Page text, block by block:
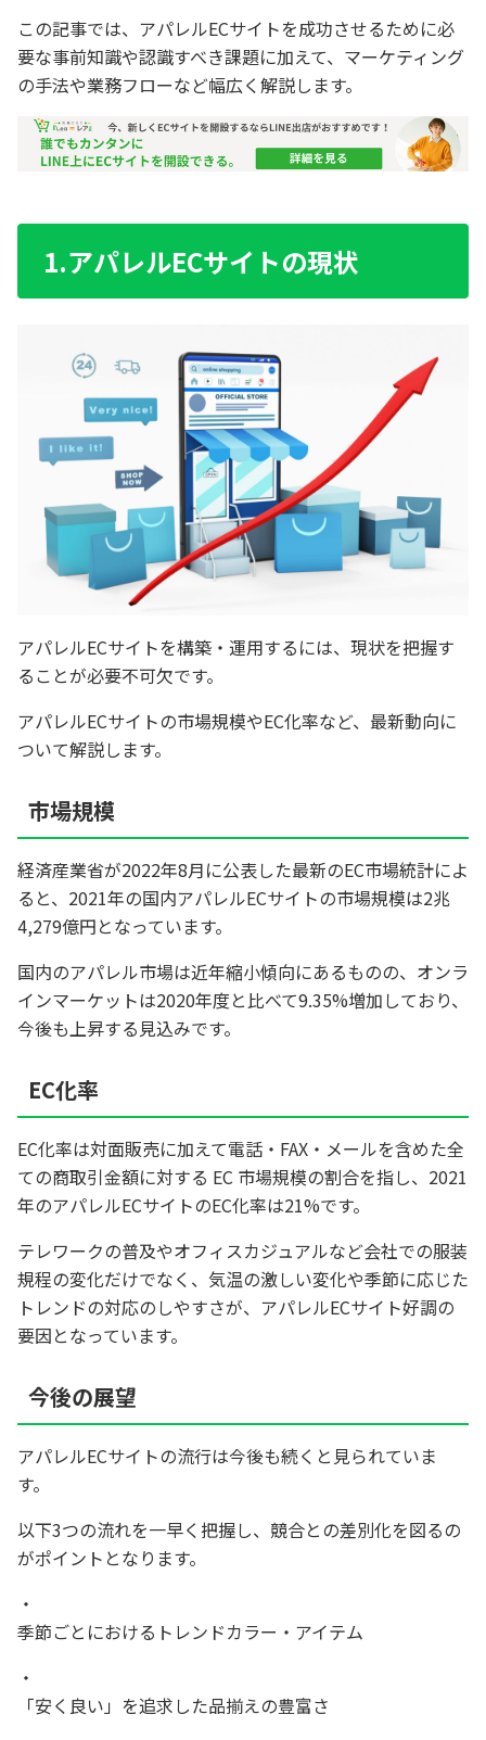
この記事では、アパレルECサイトを成功させるために必
要な事前知識や認識すべき課題に加えて、マーケティング
の手法や業務フローなど幅広く解説します。
1.アパレルECサイトの現状
アパレルECサイトを構築・運用するには、現状を把握す
ることが必要不可欠です。
アパレルECサイトの市場規模やEC化率など、最新動向に
ついて解説します。
市場規模
経済産業省が2022年8月に公表した最新のEC市場統計によ
ると、2021年の国内アパレルECサイトの市場規模は2兆
4,279億円となっています。
国内のアパレル市場は近年縮小傾向にあるものの、オンラ
インマーケットは2020年度と比べて9.35%増加しており、
今後も上昇する見込みです。
EC化率
EC化率は対面販売に加えて電話・FAX・メールを含めた全
ての商取引金額に対する EC 市場規模の割合を指し、2021
年のアパレルECサイトのEC化率は21%です。
テレワークの普及やオフィスカジュアルなど会社での服装
規程の変化だけでなく、気温の激しい変化や季節に応じた
トレンドの対応のしやすさが、アパレルECサイト好調の
要因となっています。
今後の展望
アパレルECサイトの流行は今後も続くと見られていま
す。
以下3つの流れを一早く把握し、競合との差別化を図るの
がポイントとなります。
季節ごとにおけるトレンドカラー・アイテム
「安く良い」を追求した品揃えの豊富さ